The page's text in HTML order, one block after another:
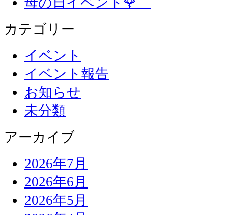
カテゴリー
イベント
イベント報告
お知らせ
未分類
アーカイブ
2026年7月
2026年6月
2026年5月